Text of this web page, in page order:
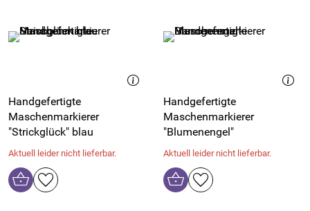
Handgefertigte
Maschenmarkierer
"Strickglück" blau
Aktuell leider nicht lieferbar.
Handgefertigte
Maschenmarkierer
"Blumenengel"
Aktuell leider nicht lieferbar.